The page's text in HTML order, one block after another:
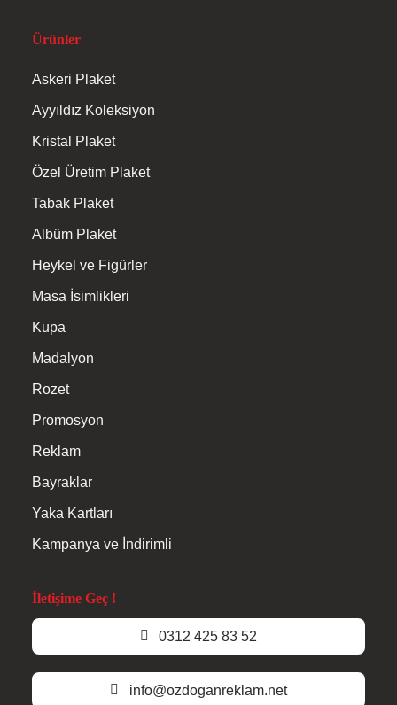
Ürünler
Askeri Plaket
Ayyıldız Koleksiyon
Kristal Plaket
Özel Üretim Plaket
Tabak Plaket
Albüm Plaket
Heykel ve Figürler
Masa İsimlikleri
Kupa
Madalyon
Rozet
Promosyon
Reklam
Bayraklar
Yaka Kartları
Kampanya ve İndirimli
İletişime Geç !
0312 425 83 52
info@ozdoganreklam.net